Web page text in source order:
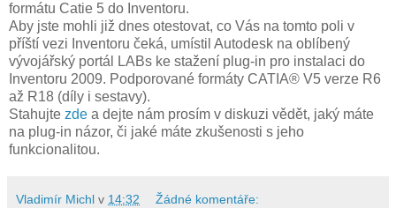
formátu Catie 5 do Inventoru.
Aby jste mohli již dnes otestovat, co Vás na tomto poli v
příští vezi Inventoru čeká, umístil Autodesk na oblíbený
vývojářský portál LABs ke stažení plug-in pro instalaci do
Inventoru 2009. Podporované formáty CATIA® V5 verze R6
až R18 (díly i sestavy).
Stahujte zde a dejte nám prosím v diskuzi vědět, jaký máte
na plug-in názor, či jaké máte zkušenosti s jeho
funkcionalitou.
Vladimír Michl v 14:32 Žádné komentáře: